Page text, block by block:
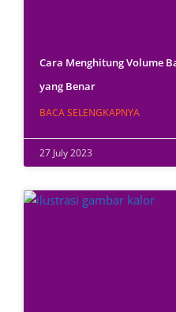
Cara Menghitung Volume
yang Benar
BACA SELENGKAPNYA
27 July 2023